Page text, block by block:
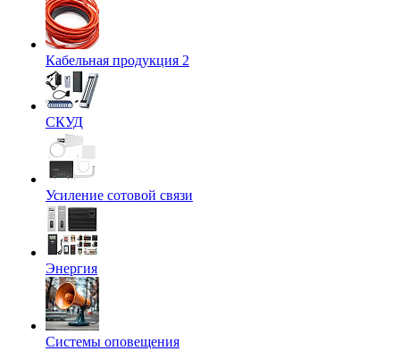
Кабельная продукция 2
СКУД
Усиление сотовой связи
Энергия
Системы оповещения